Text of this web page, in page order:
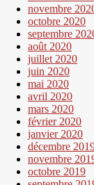
novembre
octobre 2020
septembre
août 2020
juillet 2020
juin 2020
mai 2020
avril 2020
mars 2020
février 2020
janvier 2020
décembre
novembre
octobre 2019